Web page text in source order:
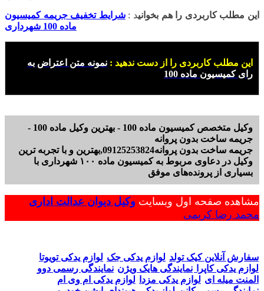
این مطلب کاربردی را هم بخوانید :شرایط تخفیف جریمه کمیسیون
ماده 100 شهرداری
این مطلب کاربردی را از دست ندهید : نمونه متن اعتراض به
رای کمیسیون ماده 100
وکیل متخصص کمیسیون ماده 100 - بهترین وکیل ماده 100 -
جریمه ساخت بدون پروانه
جریمه ساخت بدون پروانه09125253824,بهترین و با تجربه ترین
وکیل در دعاوی مربوط به کمیسیون ماده ۱۰۰ شهرداری با
بسیاری از پرونده‌های موفق
مشاهده صفحه اول وبسایت وکیل دیوان عدالت اداری
محمد رضا کریمی
سفارش آنلاین کیک تولد لوازم یدکی جک لوازم یدکی تویوتا
لوازم یدکی کاپرا
نمایندگی هایک ویژن نمایندگی رسمی دوو
المنت میله ای لوازم یدکی مزدا
لوازم یدکی ام وی ام